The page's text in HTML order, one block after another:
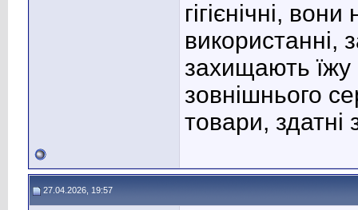
гігієнічні,
використанні,
захищають їжу
зовнішнього
товари, здатні
27.04.2026, 19:57